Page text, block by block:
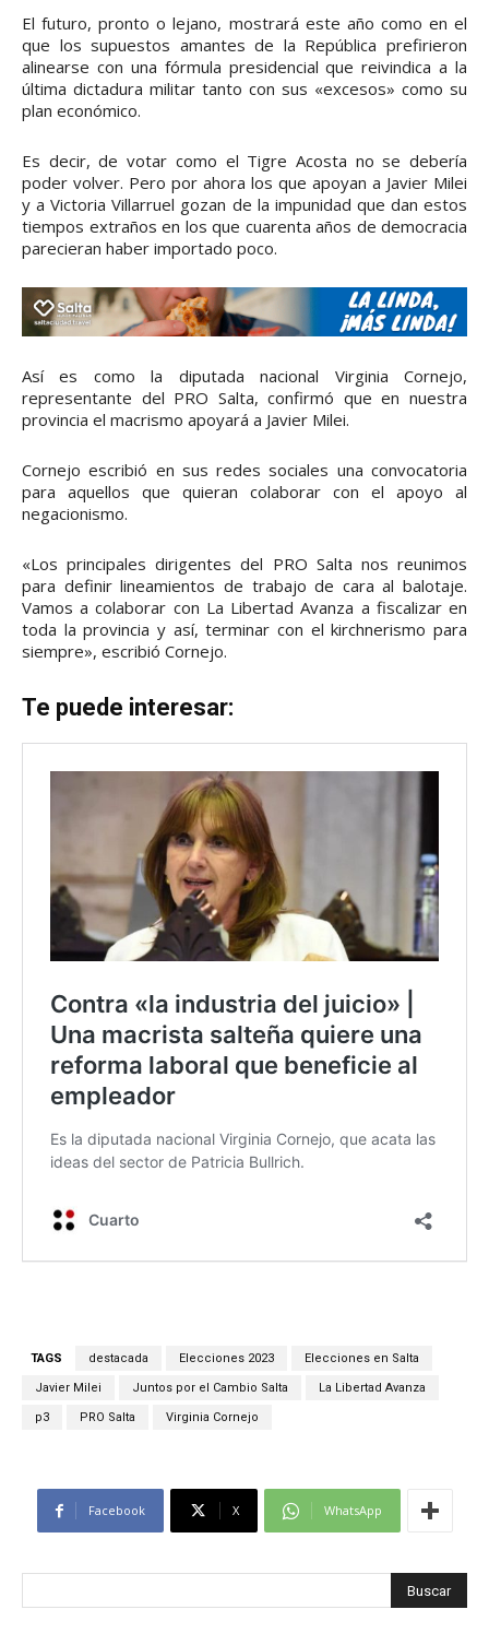
El futuro, pronto o lejano, mostrará este año como en el
que los supuestos amantes de la República prefirieron
alinearse con una fórmula presidencial que reivindica a la
última dictadura militar tanto con sus «excesos» como su
plan económico.
Es decir, de votar como el Tigre Acosta no se debería
poder volver. Pero por ahora los que apoyan a Javier Milei
y a Victoria Villarruel gozan de la impunidad que dan estos
tiempos extraños en los que cuarenta años de democracia
parecieran haber importado poco.
Así es como la diputada nacional Virginia Cornejo,
representante del PRO Salta, confirmó que en nuestra
provincia el macrismo apoyará a Javier Milei.
Cornejo escribió en sus redes sociales una convocatoria
para aquellos que quieran colaborar con el apoyo al
negacionismo.
«Los principales dirigentes del PRO Salta nos reunimos
para definir lineamientos de trabajo de cara al balotaje.
Vamos a colaborar con La Libertad Avanza a fiscalizar en
toda la provincia y así, terminar con el kirchnerismo para
siempre», escribió Cornejo.
Te puede interesar:
TAGS destacada Elecciones 2023 Elecciones en Salta
Javier Milei Juntos por el Cambio Salta La Libertad Avanza
p3 PRO Salta Virginia Cornejo
Facebook X WhatsApp